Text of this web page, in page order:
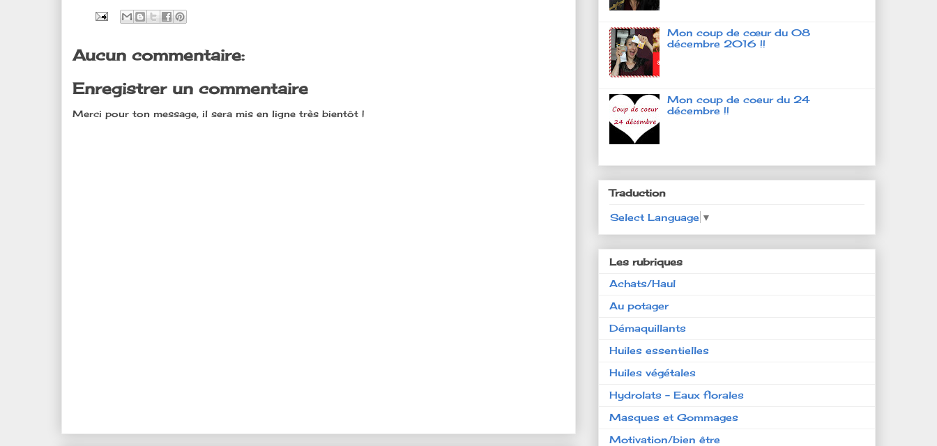
Aucun commentaire:
Enregistrer un commentaire
Merci pour ton message, il sera mis en ligne très bientôt !
Mon coup de cœur du 08
décembre 2016 !!
Mon coup de coeur du 24
décembre !!
Traduction
Select Language ▼
Les rubriques
Achats/Haul
Au potager
Démaquillants
Huiles essentielles
Huiles végétales
Hydrolats - Eaux florales
Masques et Gommages
Motivation/bien être